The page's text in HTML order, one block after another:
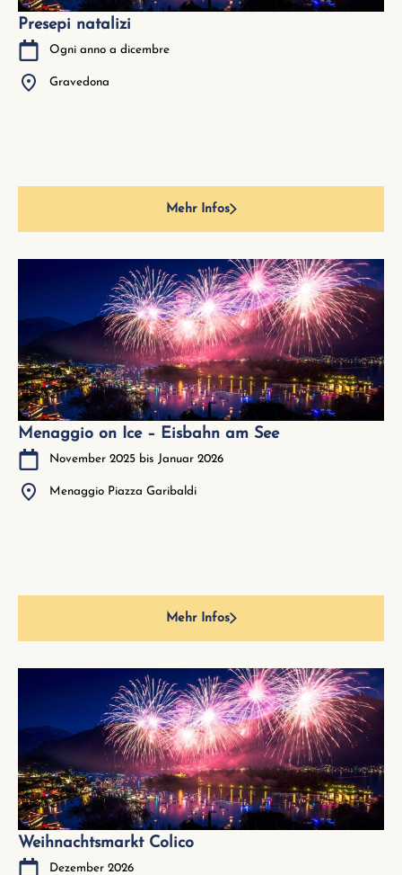
Presepi natalizi
Ogni anno a dicembre
Gravedona
Mehr Infos
Menaggio on Ice – Eisbahn am See
November 2025 bis Januar 2026
Menaggio Piazza Garibaldi
Mehr Infos
Weihnachtsmarkt Colico
Dezember 2026